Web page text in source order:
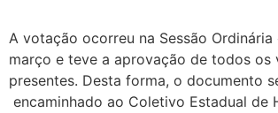
A votação ocorreu na Sessão
março e teve a aprovação de todos os
presentes. Desta forma, o documento
encaminhado ao Coletivo Estadual de